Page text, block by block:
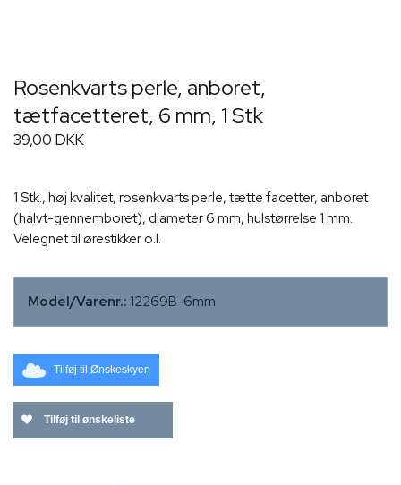
Rosenkvarts perle, anboret,
tætfacetteret, 6 mm, 1 Stk
39,00 DKK
1 Stk., høj kvalitet, rosenkvarts perle, tætte facetter, anboret
(halvt-gennemboret), diameter 6 mm, hulstørrelse 1 mm.
Velegnet til ørestikker o.l.
Model/Varenr.: 12269B-6mm
Tilføj til Ønskeskyen
Tilføj til ønskeliste